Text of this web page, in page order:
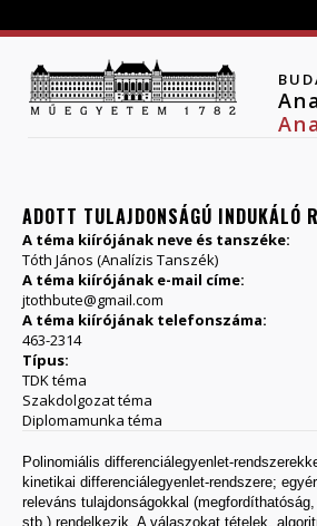
ADOTT TULAJDONSÁGÚ INDUKÁLÓ
A téma kiírójának neve és tanszéke:
Tóth János (Analízis Tanszék)
A téma kiírójának e-mail címe:
jtothbute@gmail.com
A téma kiírójának telefonszáma:
463-2314
Típus:
TDK téma
Szakdolgozat téma
Diplomamunka téma
Polinomiális differenciálegyenlet-
kinetikai differenciálegyenlet-rendszere;
releváns tulajdonságokkal
stb.) rendelkezik. A válaszokat tételek,